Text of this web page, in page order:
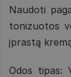
Naudoti
tonizuotos
įprastą
Odos tipas: